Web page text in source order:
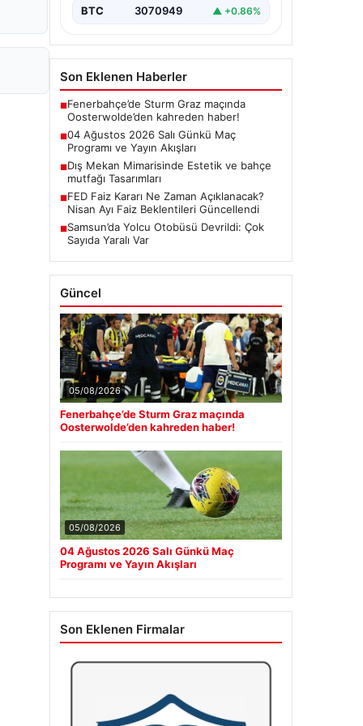
BTC 3070949 ▲ +0.86%
Son Eklenen Haberler
■Fenerbahçe’de Sturm Graz maçında
Oosterwolde’den kahreden haber!
■04 Ağustos 2026 Salı Günkü Maç
Programı ve Yayın Akışları
■Dış Mekan Mimarisinde Estetik ve bahçe
mutfağı Tasarımları
■FED Faiz Kararı Ne Zaman Açıklanacak?
Nisan Ayı Faiz Beklentileri Güncellendi
■Samsun’da Yolcu Otobüsü Devrildi: Çok
Sayıda Yaralı Var
Güncel
05/08/2026
Fenerbahçe’de Sturm Graz maçında
Oosterwolde’den kahreden haber!
05/08/2026
04 Ağustos 2026 Salı Günkü Maç
Programı ve Yayın Akışları
Son Eklenen Firmalar